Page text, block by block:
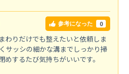
参考になった 0
わりだけでも整えたいと依頼しま
サッシの細かな溝までしっかり掃
めするたび気持ちがいいです。